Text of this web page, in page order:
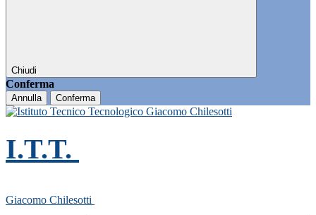
Chiudi
Conferma
Annulla Conferma
I.T.T.
Giacomo Chilesotti